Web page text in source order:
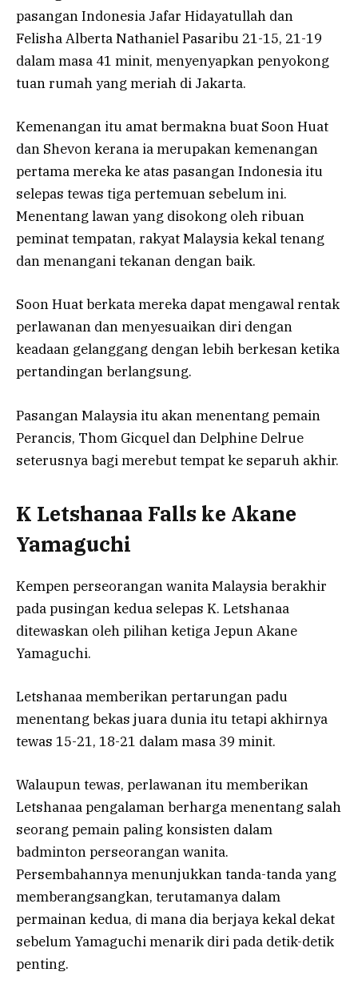
pasangan Indonesia Jafar Hidayatullah dan
Felisha Alberta Nathaniel Pasaribu 21-15, 21-19
dalam masa 41 minit, menyenyapkan penyokong
tuan rumah yang meriah di Jakarta.
Kemenangan itu amat bermakna buat Soon Huat
dan Shevon kerana ia merupakan kemenangan
pertama mereka ke atas pasangan Indonesia itu
selepas tewas tiga pertemuan sebelum ini.
Menentang lawan yang disokong oleh ribuan
peminat tempatan, rakyat Malaysia kekal tenang
dan menangani tekanan dengan baik.
Soon Huat berkata mereka dapat mengawal rentak
perlawanan dan menyesuaikan diri dengan
keadaan gelanggang dengan lebih berkesan ketika
pertandingan berlangsung.
Pasangan Malaysia itu akan menentang pemain
Perancis, Thom Gicquel dan Delphine Delrue
seterusnya bagi merebut tempat ke separuh akhir.
K Letshanaa Falls ke Akane
Yamaguchi
Kempen perseorangan wanita Malaysia berakhir
pada pusingan kedua selepas K. Letshanaa
ditewaskan oleh pilihan ketiga Jepun Akane
Yamaguchi.
Letshanaa memberikan pertarungan padu
menentang bekas juara dunia itu tetapi akhirnya
tewas 15-21, 18-21 dalam masa 39 minit.
Walaupun tewas, perlawanan itu memberikan
Letshanaa pengalaman berharga menentang salah
seorang pemain paling konsisten dalam
badminton perseorangan wanita.
Persembahannya menunjukkan tanda-tanda yang
memberangsangkan, terutamanya dalam
permainan kedua, di mana dia berjaya kekal dekat
sebelum Yamaguchi menarik diri pada detik-detik
penting.